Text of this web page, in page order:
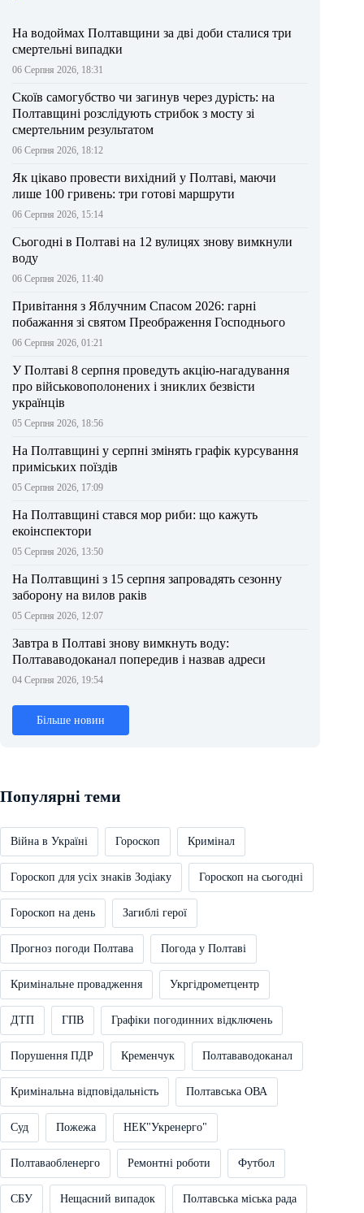
На водоймах Полтавщини за дві доби сталися три
смертельні випадки
06 Серпня 2026, 18:31
Скоїв самогубство чи загинув через дурість: на
Полтавщині розслідують стрибок з мосту зі
смертельним результатом
06 Серпня 2026, 18:12
Як цікаво провести вихідний у Полтаві, маючи
лише 100 гривень: три готові маршрути
06 Серпня 2026, 15:14
Сьогодні в Полтаві на 12 вулицях знову вимкнули
воду
06 Серпня 2026, 11:40
Привітання з Яблучним Спасом 2026: гарні
побажання зі святом Преображення Господнього
06 Серпня 2026, 01:21
У Полтаві 8 серпня проведуть акцію-нагадування
про військовополонених і зниклих безвісти
українців
05 Серпня 2026, 18:56
На Полтавщині у серпні змінять графік курсування
приміських поїздів
05 Серпня 2026, 17:09
На Полтавщині стався мор риби: що кажуть
екоінспектори
05 Серпня 2026, 13:50
На Полтавщині з 15 серпня запровадять сезонну
заборону на вилов раків
05 Серпня 2026, 12:07
Завтра в Полтаві знову вимкнуть воду:
Полтававодоканал попередив і назвав адреси
04 Серпня 2026, 19:54
Більше новин
Популярні теми
Війна в Україні Гороскоп Кримінал
Гороскоп для усіх знаків Зодіаку Гороскоп на сьогодні
Гороскоп на день Загиблі герої
Прогноз погоди Полтава Погода у Полтаві
Кримінальне провадження Укргідрометцентр
ДТП ГПВ Графіки погодинних відключень
Порушення ПДР Кременчук Полтававодоканал
Кримінальна відповідальність Полтавська ОВА
Суд Пожежа НЕК"Укренерго"
Полтаваобленерго Ремонтні роботи Футбол
СБУ Нещасний випадок Полтавська міська рада